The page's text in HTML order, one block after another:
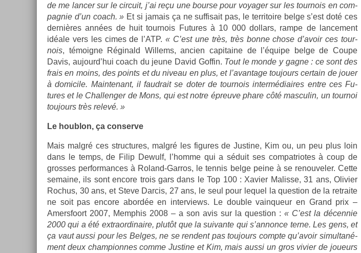
de me lanc­er sur le cir­cuit, j’ai reçu une bour­se pour voyag­er sur les tour­nois en com­
pag­nie d’un coach. » Et si jamais ça ne suf­fisait pas, le ter­ritoire belge s’est doté ces
dernières années de huit tour­nois Fu­tures à 10 000 dol­lars, rampe de lan­ce­ment
idéale vers les cimes de l’ATP.« C’est une très, très bonne chose d’avoir ces tour­
nois, témoig­ne Réginald Wil­lems, an­ci­en capitaine de l’équipe belge de Coupe
Davis, aujourd’hui coach du jeune David Gof­fin. Tout le monde y gagne : ce sont des
frais en moins, des points et du niveau en plus, et l’avan­tage toujours cer­tain de jouer
à domicile. Main­tenant, il faud­rait se doter de tour­nois in­termédiaires entre ces Fu­
tures et le Chal­leng­er de Mons, qui est notre épre­uve phare côté mas­culin, un tour­noi
toujours très relevé. »
Le houb­lon, ça con­ser­ve
Mais malgré ces struc­tures, malgré les figures de Just­ine, Kim ou, un peu plus loin
dans le temps, de Filip De­wulf, l’homme qui a séduit ses com­pat­riotes à coup de
gros­ses per­for­mances à Roland-Garros, le ten­nis belge peine à se re­nouvel­er. Cette
semaine, ils sont en­core trois gars dans le Top 100 : Xavi­er Mal­is­se, 31 ans, Olivi­er
Roc­hus, 30 ans, et Steve Dar­cis, 27 ans, le seul pour lequel la ques­tion de la re­traite
ne soit pas en­core abordée en in­ter­views. Le doub­le vain­queur en Grand prix –
Amersfoort 2007, Mem­phis 2008 – a son avis sur la ques­tion : « C’est la décen­nie
2000 qui a été extra­or­dinaire, plutôt que la suivan­te qui s’an­nonce terne. Les gens, et
ça vaut aussi pour les Be­lges, ne se re­ndent pas toujours com­pte qu’avoir simul­tané­
ment deux cham­pion­nes comme Just­ine et Kim, mais aussi un gros vivi­er de joueurs